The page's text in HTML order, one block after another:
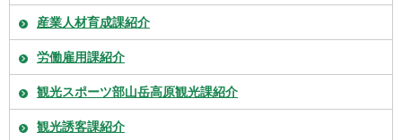
産業人材育成課紹介
労働雇用課紹介
観光スポーツ部山岳高原観光課紹介
観光誘客課紹介